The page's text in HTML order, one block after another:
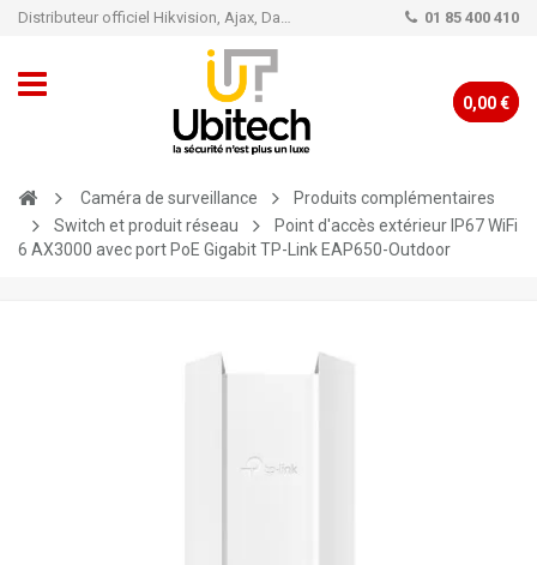
Distributeur officiel Hikvision, Ajax, Dahua, TP-Link - Caméra de vidéo surveillance - Alarme 01 85 400 410
0,00 €
Caméra de surveillance
Produits complémentaires
Switch et produit réseau
Point d'accès extérieur IP67 WiFi
6 AX3000 avec port PoE Gigabit TP-Link EAP650-Outdoor